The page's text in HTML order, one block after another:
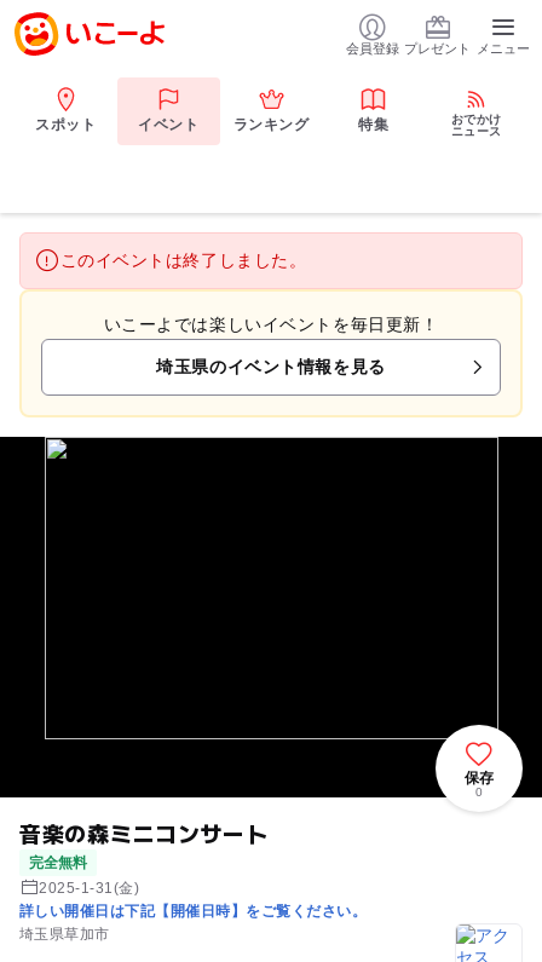
会員登録 プレゼント メニュー
スポット イベント ランキング 特集
おでかけ
ニュース
このイベントは終了しました。
いこーよでは楽しいイベントを毎日更新！
埼玉県のイベント情報を見る
音楽の森ミニコンサート
完全無料
2025-1-31(金)
詳しい開催日は下記【開催日時】をご覧ください。
埼玉県草加市
保存
0